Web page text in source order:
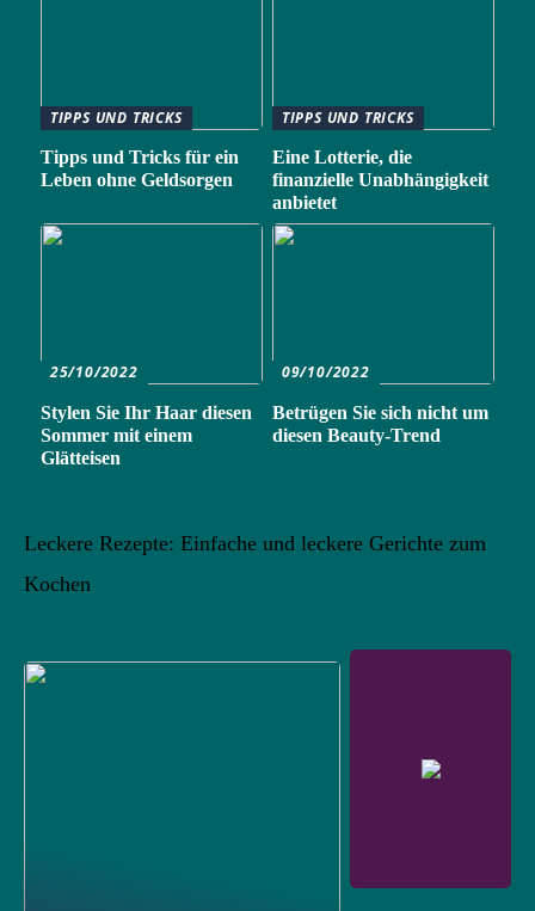
TIPPS UND TRICKS
Tipps und Tricks für ein
Leben ohne Geldsorgen
TIPPS UND TRICKS
Eine Lotterie, die
finanzielle Unabhängigkeit
anbietet
25/10/2022
Stylen Sie Ihr Haar diesen
Sommer mit einem
Glätteisen
09/10/2022
Betrügen Sie sich nicht um
diesen Beauty-Trend
Leckere Rezepte: Einfache und leckere Gerichte zum
Kochen